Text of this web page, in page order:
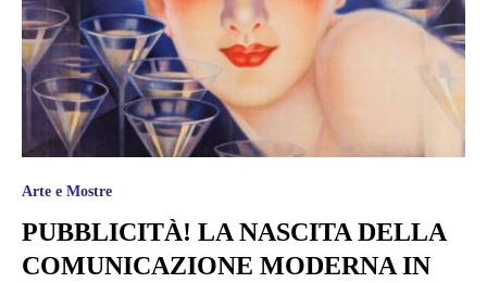
Arte e Mostre
PUBBLICITÀ! LA NASCITA DELLA
COMUNICAZIONE MODERNA IN